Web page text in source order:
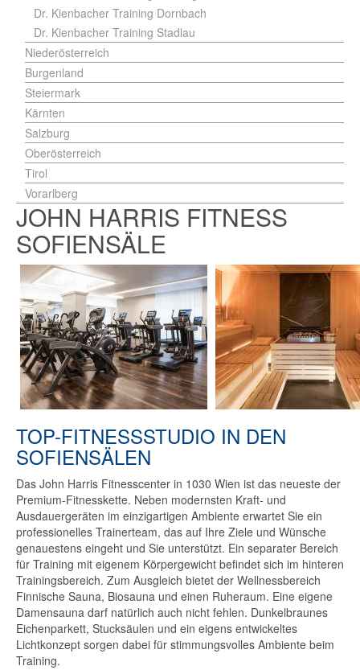
Dr. Kienbacher Training Dornbach
Dr. Kienbacher Training Stadlau
Niederösterreich
Burgenland
Steiermark
Kärnten
Salzburg
Oberösterreich
Tirol
Vorarlberg
JOHN HARRIS FITNESS
SOFIENSÄLE
TOP-FITNESSSTUDIO IN DEN
SOFIENSÄLEN
Das John Harris Fitnesscenter in 1030 Wien ist das neueste der
Premium-Fitnesskette. Neben modernsten Kraft- und
Ausdauergeräten im einzigartigen Ambiente erwartet Sie ein
professionelles Trainerteam, das auf Ihre Ziele und Wünsche
genauestens eingeht und Sie unterstützt. Ein separater Bereich
für Training mit eigenem Körpergewicht befindet sich im hinteren
Trainingsbereich. Zum Ausgleich bietet der Wellnessbereich
Finnische Sauna, Biosauna und einen Ruheraum. Eine eigene
Damensauna darf natürlich auch nicht fehlen. Dunkelbraunes
Eichenparkett, Stucksäulen und ein eigens entwickeltes
Lichtkonzept sorgen dabei für stimmungsvolles Ambiente beim
Training.